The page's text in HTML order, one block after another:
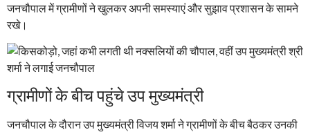
जनचौपाल में ग्रामीणों ने खुलकर अपनी समस्याएं और सुझाव प्रशासन के सामने
रखे।
ग्रामीणों के बीच पहुंचे उप मुख्यमंत्री
जनचौपाल के दौरान उप मुख्यमंत्री विजय शर्मा ने ग्रामीणों के बीच बैठकर उनकी